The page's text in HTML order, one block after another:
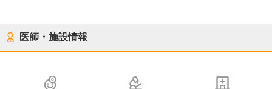
医師・施設情報